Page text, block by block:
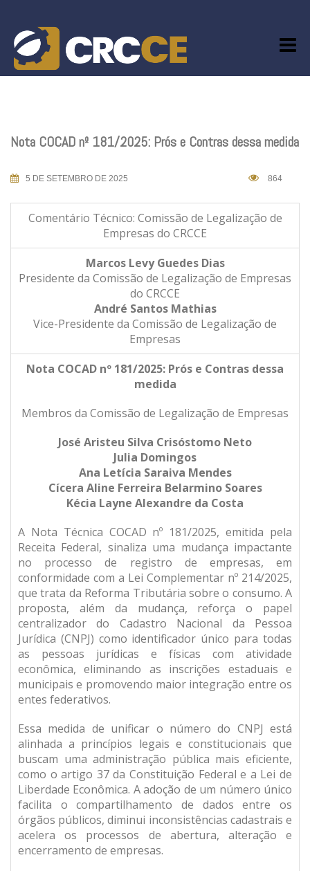
content
Nota COCAD nº 181/2025: Prós e Contras dessa medida
5 DE SETEMBRO DE 2025 864
Comentário Técnico: Comissão de Legalização de
Empresas do CRCCE
Marcos Levy Guedes Dias
Presidente da Comissão de Legalização de Empresas
do CRCCE
André Santos Mathias
Vice-Presidente da Comissão de Legalização de
Empresas
Nota COCAD nº 181/2025: Prós e Contras dessa
medida
Membros da Comissão de Legalização de Empresas
José Aristeu Silva Crisóstomo Neto
Julia Domingos
Ana Letícia Saraiva Mendes
Cícera Aline Ferreira Belarmino Soares
Kécia Layne Alexandre da Costa
A Nota Técnica COCAD nº 181/2025, emitida pela
Receita Federal, sinaliza uma mudança impactante
no processo de registro de empresas, em
conformidade com a Lei Complementar nº 214/2025,
que trata da Reforma Tributária sobre o consumo. A
proposta, além da mudança, reforça o papel
centralizador do Cadastro Nacional da Pessoa
Jurídica (CNPJ) como identificador único para todas
as pessoas jurídicas e físicas com atividade
econômica, eliminando as inscrições estaduais e
municipais e promovendo maior integração entre os
entes federativos.
Essa medida de unificar o número do CNPJ está
alinhada a princípios legais e constitucionais que
buscam uma administração pública mais eficiente,
como o artigo 37 da Constituição Federal e a Lei de
Liberdade Econômica. A adoção de um número único
facilita o compartilhamento de dados entre os
órgãos públicos, diminui inconsistências cadastrais e
acelera os processos de abertura, alteração e
encerramento de empresas.